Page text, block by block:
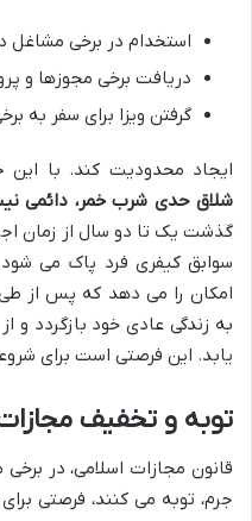
استخدام در برخی
دریافت برخی مجوزها و
گرفتن ویزا برای سفر به
ایجاد محدودیت کند. با این
شلاق حدی شرب خمر، دائمی
گذشت یک تا دو سال از زمان
سوابق کیفری فرد پاک می
امکان را می دهد که پس از طی
به زندگی عادی خود بازگردد و
یابد. این فرصتی است برای
توبه و تخفیف
قانون مجازات اسلامی، در
جرم، توبه می کنند، فرصتی